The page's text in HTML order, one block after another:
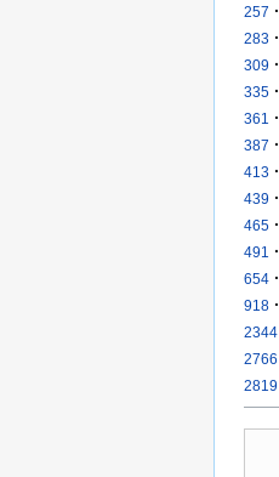
257 ·
283 ·
309 ·
335 ·
361
·
387 ·
413 ·
439 ·
465 ·
491
·
654 ·
918 ·
2344
2766
2819